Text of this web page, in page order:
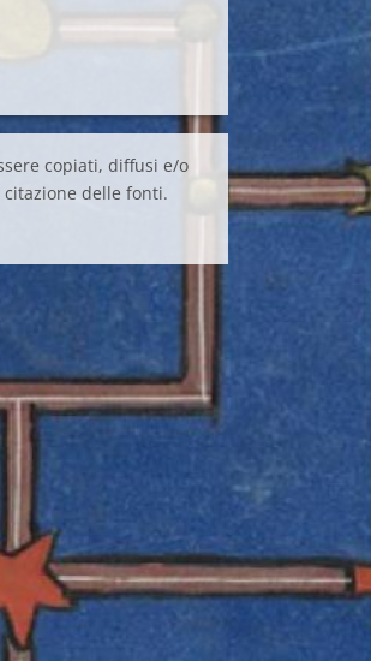
copiati, diffusi e/o
delle fonti.